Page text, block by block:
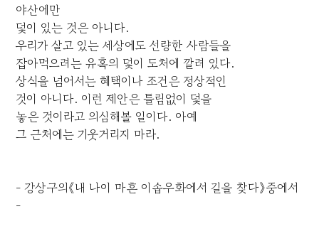
야산에만
덫이 있는 것은 아니다.
우리가 살고 있는 세상에도 선량한 사람들을
잡아먹으려는 유혹의 덫이 도처에 깔려 있다.
상식을 넘어서는 혜택이나 조건은 정상적인
것이 아니다. 이런 제안은 틀림없이 덫을
놓은 것이라고 의심해볼 일이다. 아예
그 근처에는 기웃거리지 마라.
- 강상구의《내 나이 마흔 이솝우화에서 길을 찾다》중에서
-